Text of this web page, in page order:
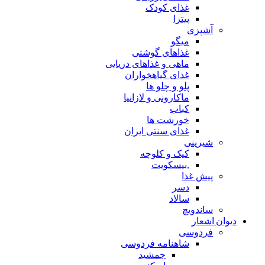
غذای کودک
پیتزا
آشپزی
میگو
غذاهای گوشتی
ماهی و غذاهای دریایی
غذای گیاهخواران
پلو و چلو ها
ماکارونی و لازانیا
کباب
خورشت ها
غذای سنتی ایران
شیرینی
کیک و کلوچه
.بیسکویت
پیش غذا
دسر
سالاد
ساندویچ
دیوان اشعار
فردوسی
شاهنامه فردوسی
جمشید